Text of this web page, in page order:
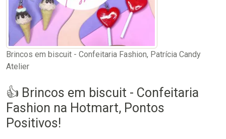
Brincos em biscuit - Confeitaria Fashion, Patrícia Candy
Atelier
👍 Brincos em biscuit - Confeitaria
Fashion na Hotmart, Pontos
Positivos!